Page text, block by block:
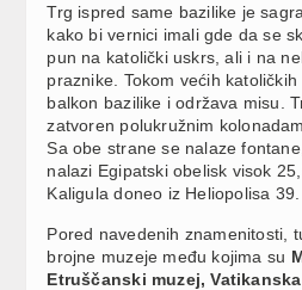
Trg ispred same bazilike je
kako bi vernici imali gde da se
pun na katolički uskrs, ali i na
praznike. Tokom većih
balkon bazilike i održava misu.
zatvoren polukružnim
Sa obe strane se nalaze
nalazi Egipatski obelisk visok
Kaligula doneo iz Heliopolisa
Pored navedenih znamenitosti,
brojne muzeje među kojima su
Etruščanski muzej,